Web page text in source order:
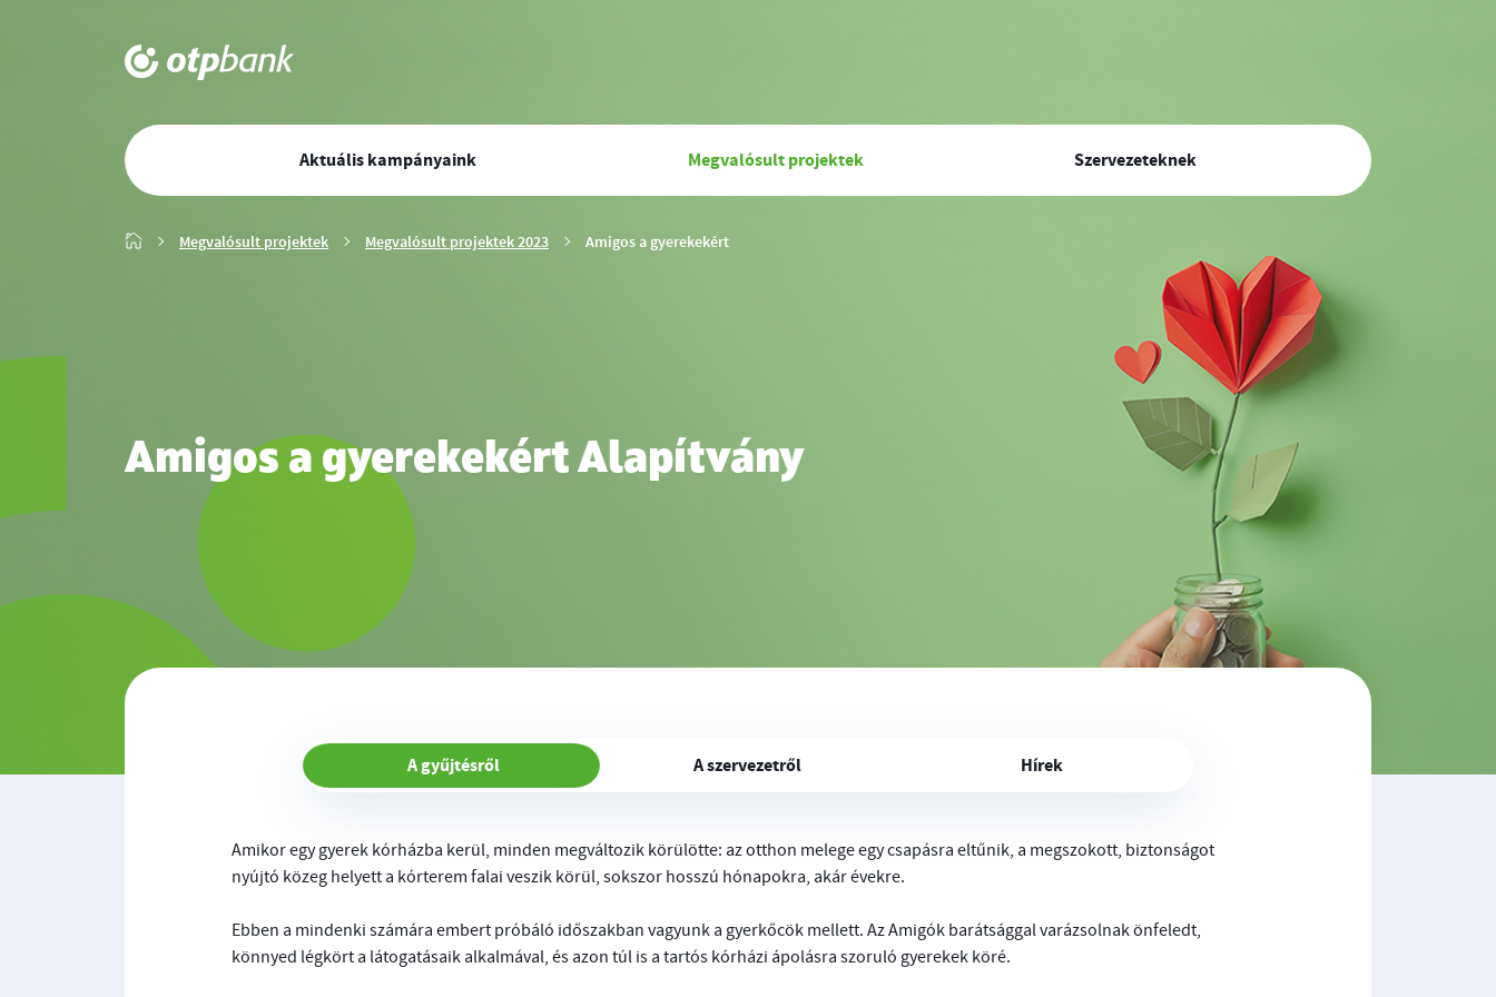
Elsődleges
navigáció
Aktuális kampányaink Megvalósult projektek Szervezeteknek
Megvalósult projektek Megvalósult projektek 2023 Amigos a gyerekekértÖn
Amigos a gyerekekért Alapítvány
A gyűjtésről A szervezetről Hírek
Amikor egy gyerek kórházba kerül, minden megváltozik körülötte: az otthon melege egy csapásra eltűnik, a megszokott, biztonságot
nyújtó közeg helyett a kórterem falai veszik körül, sokszor hosszú hónapokra, akár évekre.
Ebben a mindenki számára embert próbáló időszakban vagyunk a gyerkőcök mellett. Az Amigók barátsággal varázsolnak önfeledt,
könnyed légkört a látogatásaik alkalmával, és azon túl is a tartós kórházi ápolásra szoruló gyerekek köré.